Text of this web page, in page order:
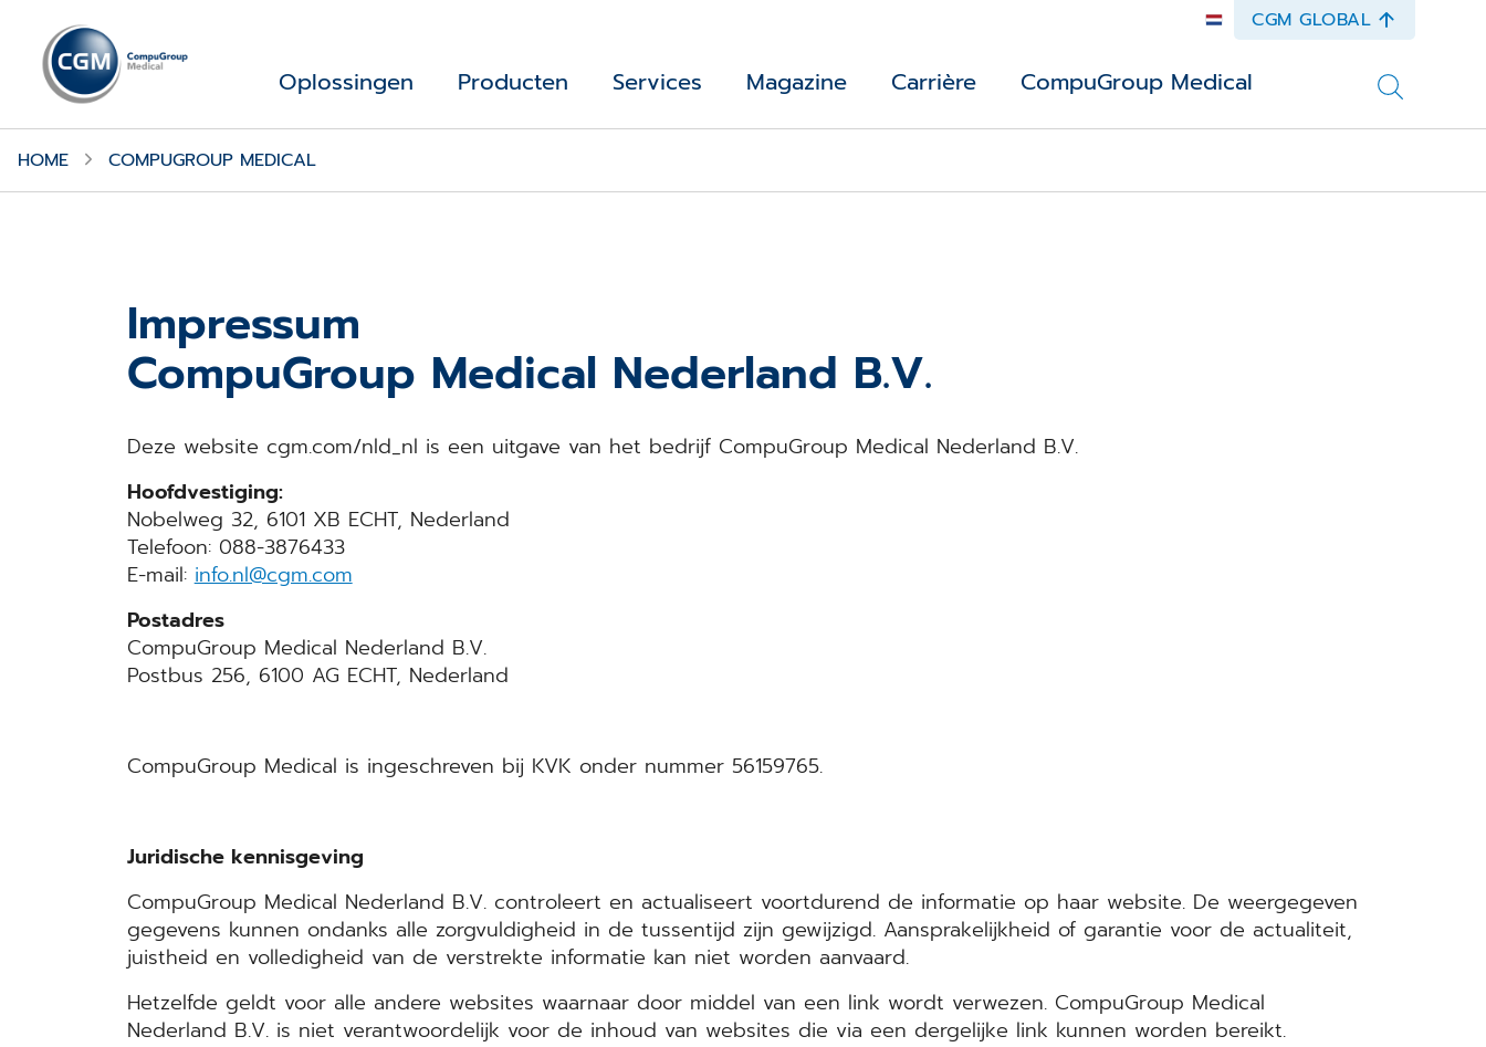
CGM GLOBAL
Oplossingen Producten Services Magazine Carrière CompuGroup Medical
HOME COMPUGROUP MEDICAL
Impressum
CompuGroup Medical Nederland B.V.
Deze website cgm.com/nld_nl is een uitgave van het bedrijf CompuGroup Medical Nederland B.V.
Hoofdvestiging:
Nobelweg 32, 6101 XB ECHT, Nederland
Telefoon: 088-3876433
E-mail: info.nl@cgm.com
Postadres
CompuGroup Medical Nederland B.V.
Postbus 256, 6100 AG ECHT, Nederland
CompuGroup Medical is ingeschreven bij KVK onder nummer 56159765.
Juridische kennisgeving
CompuGroup Medical Nederland B.V. controleert en actualiseert voortdurend de informatie op haar website. De weergegeven
gegevens kunnen ondanks alle zorgvuldigheid in de tussentijd zijn gewijzigd. Aansprakelijkheid of garantie voor de actualiteit,
juistheid en volledigheid van de verstrekte informatie kan niet worden aanvaard.
Hetzelfde geldt voor alle andere websites waarnaar door middel van een link wordt verwezen. CompuGroup Medical
Nederland B.V. is niet verantwoordelijk voor de inhoud van websites die via een dergelijke link kunnen worden bereikt.